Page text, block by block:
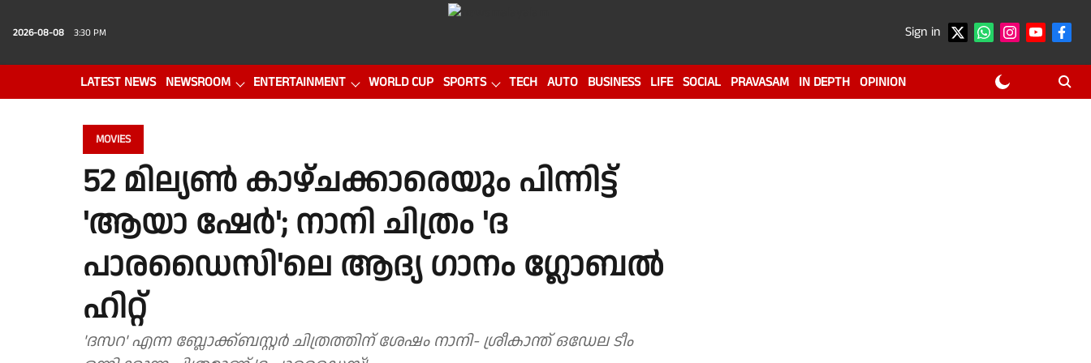
2026-08-08 3:30 PM Sign in
LATEST NEWS NEWSROOM ENTERTAINMENT WORLD CUP SPORTS TECH AUTO BUSINESS LIFE SOCIAL PRAVASAM IN DEPTH OPINION
MOVIES
52 മില്യൺ കാഴ്ചക്കാരെയും പിന്നിട്ട്
'ആയാ ഷേർ'; നാനി ചിത്രം 'ദ
പാരഡൈസി'ലെ ആദ്യ ഗാനം ഗ്ലോബൽ
ഹിറ്റ്
'ദസറ' എന്ന ബ്ലോക്ക്ബസ്റ്റർ ചിത്രത്തിന് ശേഷം നാനി- ശ്രീകാന്ത് ഒഡേല ടീം